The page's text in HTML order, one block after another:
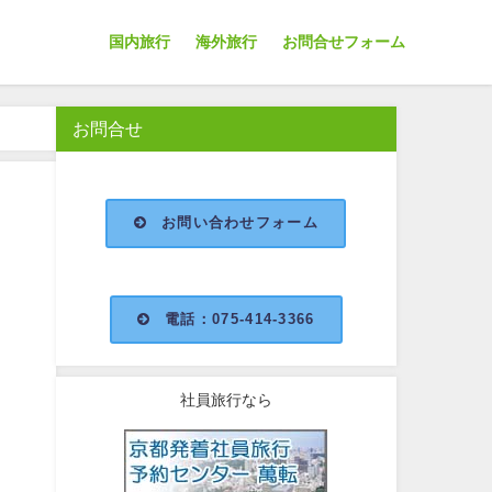
国内旅行 海外旅行 お問合せフォーム
お問合せ
お問い合わせフォーム
電話：075-414-3366
社員旅行なら